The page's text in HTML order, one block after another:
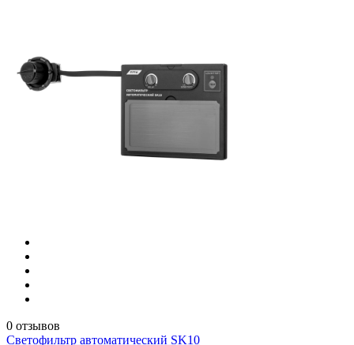
0 отзывов
Светофильтр автоматический SK10